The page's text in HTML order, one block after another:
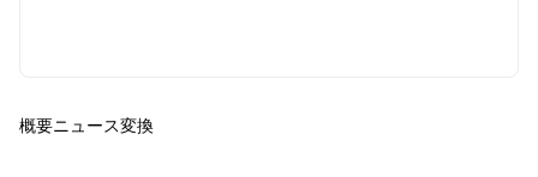
概要ニュース変換